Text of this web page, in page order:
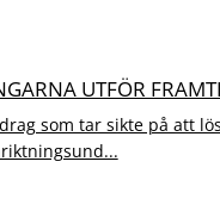
UTFÖR
som tar sikte på att